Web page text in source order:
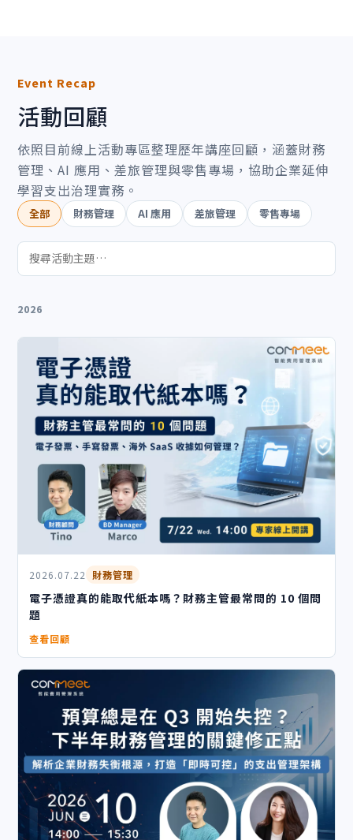
Event Recap
活動回顧
依照目前線上活動專區整理歷年講座回顧，涵蓋財務
管理、AI 應用、差旅管理與零售專場，協助企業延伸
學習支出治理實務。
全部 財務管理 AI 應用 差旅管理 零售專場
2026
2026.07.22 財務管理
電子憑證真的能取代紙本嗎？財務主管最常問的 10 個問
題
查看回顧